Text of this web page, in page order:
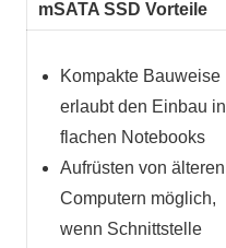
mSATA SSD Vorteile
Kompakte Bauweise
erlaubt den Einbau in
flachen Notebooks
Aufrüsten von älteren
Computern möglich,
wenn Schnittstelle